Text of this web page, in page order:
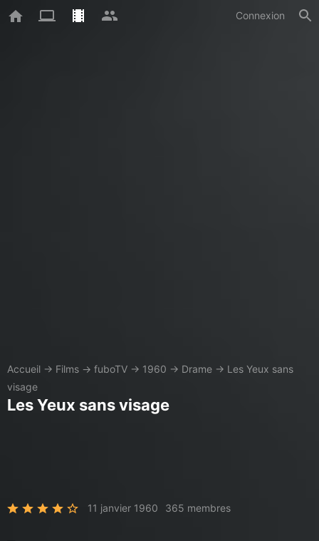
Connexion
Accueil → Films → fuboTV → 1960 → Drame → Les Yeux sans
visage
Les Yeux sans visage
11 janvier 1960 365 membres